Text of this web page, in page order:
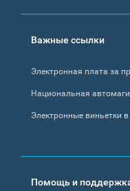
Важные ссылки
Электронная плата за
Национальная
Электронные виньетки
Помощь и